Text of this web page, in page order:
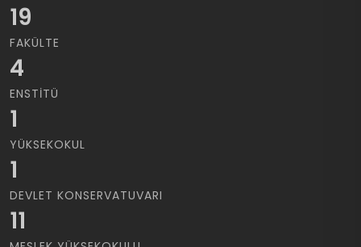
19
FAKÜLTE
4
ENSTITÜ
1
YÜKSEKOKUL
1
DEVLET KONSERVATUVARI
11